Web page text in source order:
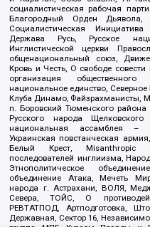
социалистическая рабочая
Благородный Орден
Социалистическая
Держава Русь, Русское
Инглистической церкви
общенациональный союз,
Кровь и Честь, О свободе
организация
национальное единство, Северное
Клуба Динамо, Файзрахманисты,
п. Боровский Тюменского
Русского народа
национальная ассамблея –
Украинская повстанческая
Белый Крест, Misanthropic
последователей инглиизма,
Этнополитическое
объединение Атака, Мечеть
народа г. Астрахани, ВОЛЯ,
Севера, ТОЙС, О
РЕВТАТПОД, Артподготовка,
Державная, Сектор 16,